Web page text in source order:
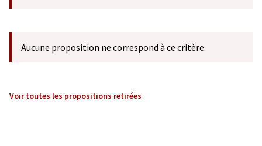
Aucune proposition ne correspond à ce critère.
Voir toutes les propositions retirées